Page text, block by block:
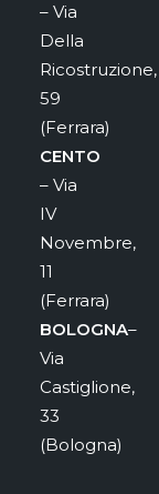
– Via
Della
Ricostruzione,
59
(Ferrara)
CENTO
– Via
IV
Novembre,
11
(Ferrara)
BOLOGNA–
Via
Castiglione,
33
(Bologna)